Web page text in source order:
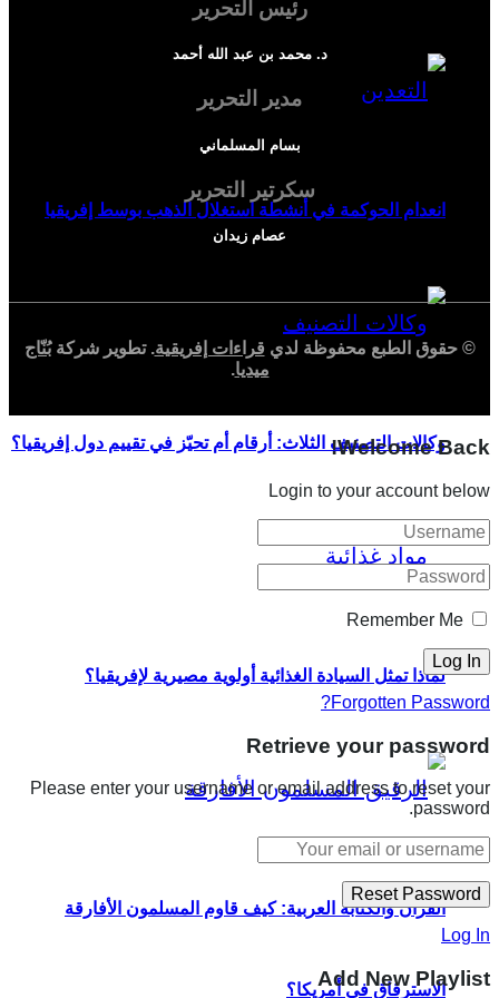
انعدام الحوكمة في أنشطة استغلال الذهب بوسط إفريقيا
وكالات التصنيف الثلاث: أرقام أم تحيّز في تقييم دول إفريقيا؟
لماذا تمثل السيادة الغذائية أولوية مصيرية لإفريقيا؟
القرآن والكتابة العربية: كيف قاوم المسلمون الأفارقة
الاسترقاق في أمريكا؟
رئيس التحرير
د. محمد بن عبد الله أحمد
مدير التحرير
بسام المسلماني
سكرتير التحرير
عصام زيدان
© حقوق الطبع محفوظة لدي قراءات إفريقية. تطوير شركةبُنّاج
ميديا.
Welcome Back!
Login to your account below
Remember Me
Forgotten Password?
Retrieve your password
Please enter your username or email address to reset your
password.
Log In
Add New Playlist